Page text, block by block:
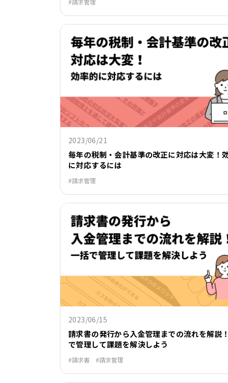
2023/06/21
毎年の税制・会計基準の改正に対応は大変！
に対応するには
請求管理
2023/06/15
請求書の発行から入金管理までの流れを解説
で管理して課題を解決しよう
請求書 請求管理